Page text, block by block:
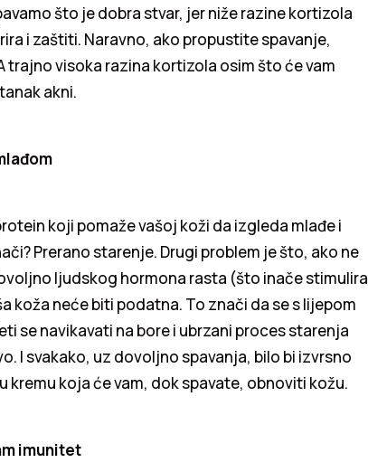
što je dobra stvar, jer niže razine kortizola
i zaštiti. Naravno, ako propustite spavanje,
trajno visoka razina kortizola osim što će vam
akni.
koji pomaže vašoj koži da izgleda mlađe i
Prerano starenje. Drugi problem je što, ako ne
ljudskog hormona rasta (što inače stimulira
koža neće biti podatna. To znači da se s lijepom
se navikavati na bore i ubrzani proces starenja
I svakako, uz dovoljno spavanja, bilo bi izvrsno
kremu koja će vam, dok spavate, obnoviti kožu.
imunitet